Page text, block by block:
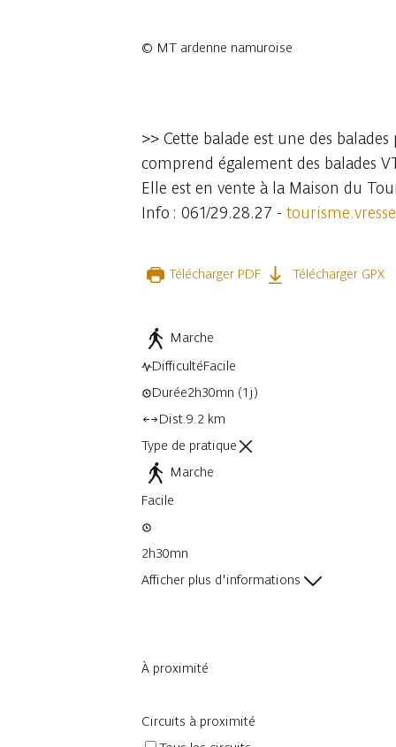
© MT ardenne namuroise
>> Cette balade est une des
comprend également des balades
Elle est en vente à la Maison du
Info : 061/29.28.27 -
Télécharger PDF Télécharger GPX
Marche
DifficultéFacile
Durée2h30mn (1j)
Dist.9.2 km
Type de pratique
Marche
Facile
2h30mn
Afficher plus d'informations
À proximité
Circuits à proximité